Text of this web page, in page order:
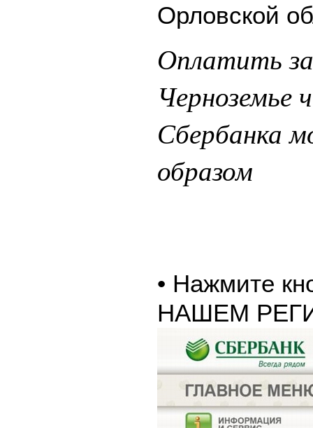
Орловской
Оплатить
Черноземье
Сбербанка
образом
• Нажмите
НАШЕМ